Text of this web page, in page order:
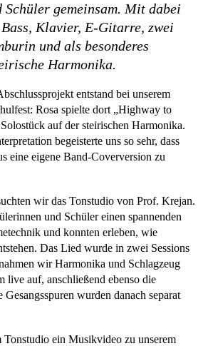
Schüler gemeinsam. Mit dabei
Klavier, E-Gitarre, zwei
und als besonderes
Harmonika.
entstand bei unserem
Rosa spielte dort „Highway to
auf der steirischen Harmonika.
begeisterte uns so sehr, dass
eine eigene Band-Coverversion zu
wir das Tonstudio von Prof. Krejan.
und Schüler einen spannenden
und konnten erleben, wie
Das Lied wurde in zwei Sessions
wir Harmonika und Schlagzeug
live auf, anschließend ebenso die
Gesangsspuren wurden danach separat
Tonstudio ein Musikvideo zu unserem